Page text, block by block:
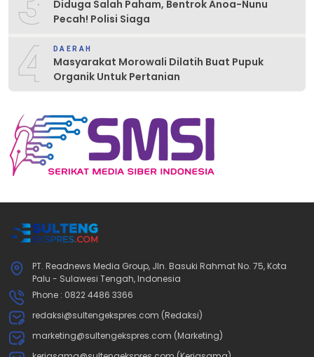
Diduga Salah Paham, Bentrok Anoa-Nunu
Pecah! Polisi Siaga
4 DAERAH
Masyarakat Morowali Dilatih Buat Pupuk
Organik Untuk Pertanian
PT. Readnews Media Group, Jln. Basuki Rahmat No. 75, Kota
Palu - Sulawesi Tengah, Indonesia
Phone : 0822 4486 3366
redaksi@sultengekspres.com (Redaksi)
marketing@sultengekspres.com (Marketing)